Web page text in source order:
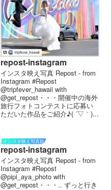
repost-instagram
インスタ映え写真 Repost - from
Instagram #Repost
@tripfever_hawaii with
@get_repost・・・開催中の海外
旅行フォトコンテストに応募い
ただいた作品をご紹介♪( ´▽｀)...
インスタ映え写真館
repost-instagram
インスタ映え写真 Repost - from
Instagram #Repost
@pipi_aya_photo with
@get_repost・・・.. ずっと行き